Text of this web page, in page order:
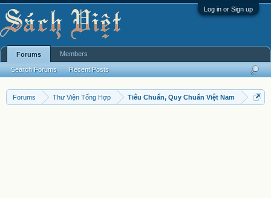
Log in or Sign up
Forums Thư Viện Tổng Hợp Tiêu Chuẩn, Quy Chuẩn Việt Nam
Forums
Search Forums Recent Posts
Members